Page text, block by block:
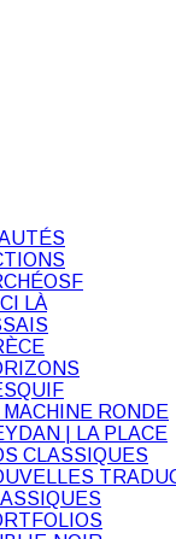
LÀ
MACHINE RONDE
| LA PLACE
CLASSIQUES